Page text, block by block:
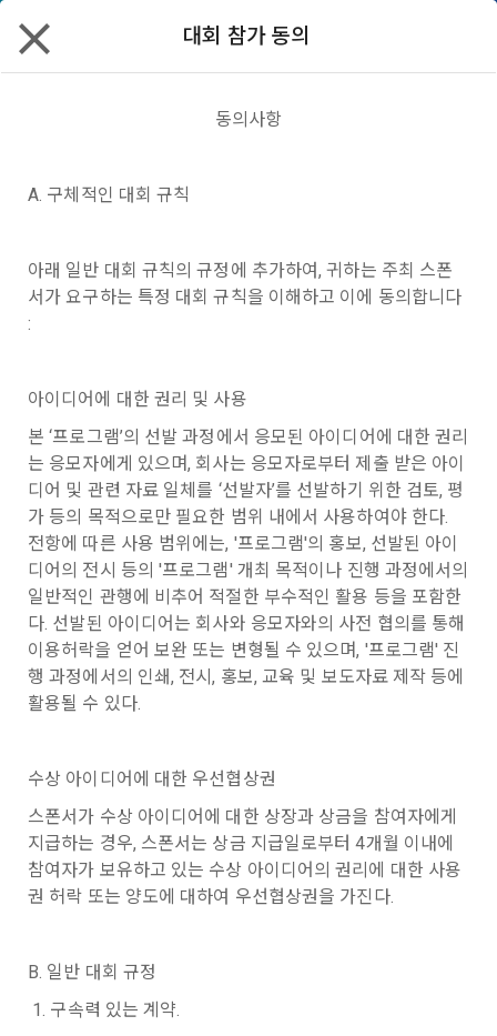
데이스쿨할인 리턴즈
MY XP
적립 XP 사용 XP
구글 로그인
아직 데이콘 계정이 없나요? 회원가입
차를 완료하여 주시기 바랍니다.
이용약관
제 1 조 (목적)
규정하는 데 그 목적이 있다. “회원”은 모든 약관에 동의해야 하
며, 어떤 방식이든 본 서비스를 사용한다는 것은 “회원”이 본 약
제 2 조 (용어의 정의)
이 약관에서 사용하는 용어의 정의는 아래와 같다.
1."사이트"라 함은 "회사"가 서비스를 "회원"에게 제공하기 위하
여 컴퓨터 등 정보 통신 설비를 이용하여 설정한 가상의 영업장
또는 "회사"가 운영하는 아래 웹사이트를 말한다.
가. ***.dacon.io
2. "서비스"라 함은 “대회”, “교육”, “인재풀 등록” 등 사이트에서
제공하는 모든 서비스를 말한다. 그 외 "회사"가 운영하는 사이
트를 통해 개인이 등록한 자료를 DB화하여 각각의 목적에 맞게
분류, 가공, 집계하여 정보를 제공하는 서비스를 포함한다.
4. “인재회원”이라 함은 “데이콘 인재풀 서비스”를 이용하기 위
하여 본인의 개인정보와 프로젝트, 코드 등을 공유한 자로서, 채
용 의뢰 “기업회원”에게 개인정보, 프로젝트, 코드 등을 제공하
는 것에 동의한 “개인회원”을 말한다.
5. “기업회원”이라 함은 “회사”에 대회의 주최를 의뢰하거나, 채
6. “해커톤”이라 함은 “회사”가 “사이트”에 출제한 문제에 “개인
회원”이 AI 코드를 제출하고, “회사”는 이를 평가하여 우수작을
선정하는 제반 행위를 말한다.
개인정보 처리방침
데이콘 개인정보 처리방침
데이콘은 이용자 개인정보 보호를 여러 경영요소 가운데 최
등 국내의 개인정보 보호 법령을 철저히 준수합니다.
1. 개인정보처리방침의 의의
데이콘이 어떤 정보를 수집하고, 수집한 정보를 어떻게 사용하
며, 필요에 따라 누구와 이를 공유(‘위탁 또는 제공’)하며, 이용목
적을 달성한 정보를 언제, 어떻게 파기 하는지 등 ‘개인정보의 한
살이’와 관련한 정보를 투명하게 제공합니다.
정보주체로서 이용자는 자신의 개인정보에 대해 어떤 권리를 가
지고 있으며, 이를 어떤 방법과 절차로 행사할 수 있는지를 알려
드립니다. 또한, 법정대리인(부모 등)이 만14세 미만 아동의 개
인정보 보호를 위해 어떤 권리를 행사할 수 있는지도 함께 안내
이미 발생한 피해를 복구하기 위해 누구에게 연락하여 어떤 도
움을 받을 수 있는지 알려 드립니다.
그 무엇보다도, 개인정보와 관련하여 데이콘과 이용자 간의 권
보장하는 수단이 됩니다.
마케팅 정보 수신 동의
1. 광고성 정보의 이용목적
DACON이 제공하는 이용자 맞춤형 서비스 및 상품 추천, 각종
경품 행사, 이벤트, 경진대회 홍보 목적 등의 광고성 정보를 전자
우편이나
- 마케팅 수신 동의는 거부하실 수 있으며 동의 이후에라도 고객
의 의사에 따라 동의를 철회할 수 있습니다.
동의를 거부 하시더라도 DACON에서 제공하는 서비스의 이용
에 제한이 되지 않습니다.
단, 할인, 이벤트 및 이용자 맞춤형 상품 추천 등의 마케팅 정보
안내 서비스가 제한됩니다.
2. 미동의 시 불이익 사항
개인정보보호법 제22조 제5항에 의해 선택정보 사항에 대해서
는 동의 거부 하시더라도 서비스 이용에 제한되지 않습니다.
3. 서비스 정보 수신 동의 철회
DACON에서 제공하는 마케팅 정보를 원하지 않을 경우 ‘홈>계
정관리 페이지의 하단 마케팅(대회 진행, 교육 등) 정보 수신 동
의(선택)’에서 철회를 요청할 수 있습니다.
계정관리 페이지의 하단 마케팅(대회 진행, 교육 등) 정보 수신
2023 Samsung AI Challenge :
알고리즘 | 비전 | 이미지 분할 | 도메인 적응 | mIoU
상금 2,100만 원
대회안내 데이터 코드 공유 토크 리더보드
대회 참가 동의
동의사항
A. 구체적인 대회 규칙
아래 일반 대회 규칙의 규정에 추가하여, 귀하는 주최 스폰
서가 요구하는 특정 대회 규칙을 이해하고 이에 동의합니다
:
아이디어에 대한 권리 및 사용
본 ‘프로그램’의 선발 과정에서 응모된 아이디어에 대한 권리
는 응모자에게 있으며, 회사는 응모자로부터 제출 받은 아이
디어 및 관련 자료 일체를 ‘선발자’를 선발하기 위한 검토, 평
가 등의 목적으로만 필요한 범위 내에서 사용하여야 한다.
전항에 따른 사용 범위에는, '프로그램'의 홍보, 선발된 아이
디어의 전시 등의 '프로그램' 개최 목적이나 진행 과정에서의
일반적인 관행에 비추어 적절한 부수적인 활용 등을 포함한
다. 선발된 아이디어는 회사와 응모자와의 사전 협의를 통해
이용허락을 얻어 보완 또는 변형될 수 있으며, '프로그램' 진
행 과정에서의 인쇄, 전시, 홍보, 교육 및 보도자료 제작 등에
활용될 수 있다.
수상 아이디어에 대한 우선협상권
스폰서가 수상 아이디어에 대한 상장과 상금을 참여자에게
지급하는 경우, 스폰서는 상금 지급일로부터 4개월 이내에
참여자가 보유하고 있는 수상 아이디어의 권리에 대한 사용
권 허락 또는 양도에 대하여 우선협상권을 가진다.
B. 일반 대회 규정
1. 구속력 있는 계약.